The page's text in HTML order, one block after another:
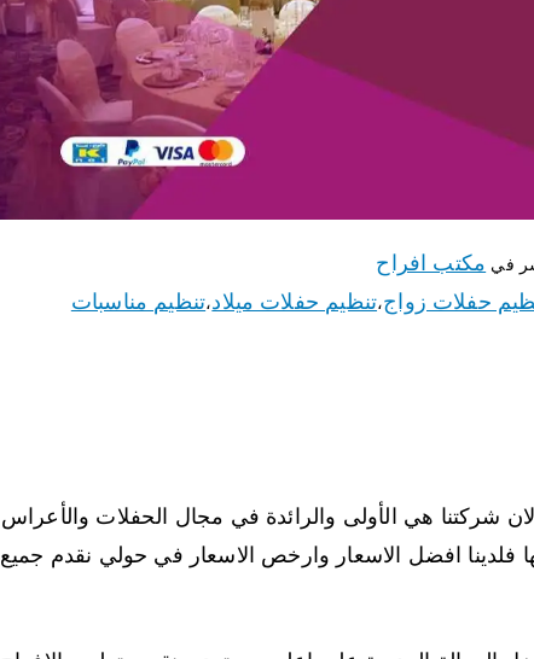
في مكتب افراح
حفلات زواج،تنظيم حفلات ميلاد،تنظيم مناسبات
هي الأولى والرائدة في مجال الحفلات والأعراس
فلدينا افضل الاسعار وارخص الاسعار في حولي نقدم جميع